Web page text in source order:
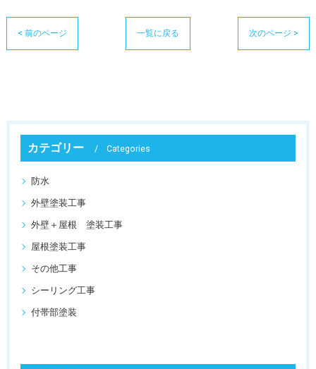
< 前のページ 一覧に戻る 次のページ >
カテゴリー Categories
防水
外壁塗装工事
外壁＋屋根 塗装工事
屋根塗装工事
その他工事
シーリング工事
付帯部塗装